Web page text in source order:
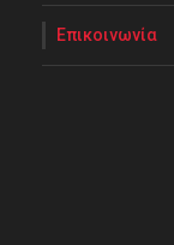
Επικοινωνία